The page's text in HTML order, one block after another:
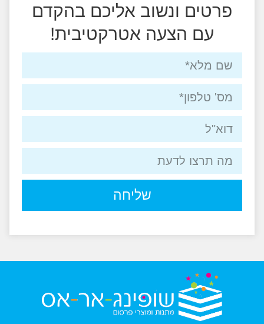
פרטים ונשוב אליכם בהקדם
עם הצעה אטרקטיבית!
שליחה